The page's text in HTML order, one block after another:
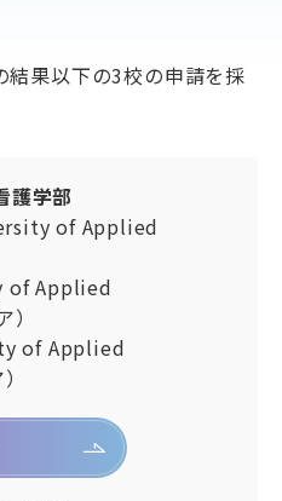
プライバシーポリシー
ージ
結果以下の3校の申請を採
護学部
of Applied
of Applied
of Applied